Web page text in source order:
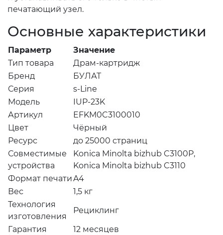
печатающий узел.
Основные характеристики
Параметр
Значение
Тип товара
Драм-картридж
Бренд
БУЛАТ
Серия
s-Line
Модель
IUP-23K
Артикул
EFKM0C3100010
Цвет
Чёрный
Ресурс
до 25000 страниц
Совместимые
устройства
Konica Minolta bizhub C3100P,
Konica Minolta bizhub C3110
Формат печатиA4
Вес
1,5 кг
Технология
изготовления
Рециклинг
Гарантия
12 месяцев